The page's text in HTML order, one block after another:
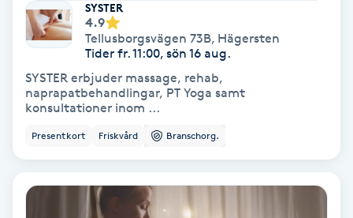
Klippning
Klippning & Slingor
Klippning ungdom
Koppningsmassage
Kosmetisk tatuering
SYSTER
4.9
Tellusborgsvägen 73B, Hägersten
Tider fr. 11:00, sön 16 aug.
SYSTER erbjuder massage, rehab,
naprapatbehandlingar, PT Yoga samt
konsultationer inom ...
Presentkort Friskvård Branschorg.